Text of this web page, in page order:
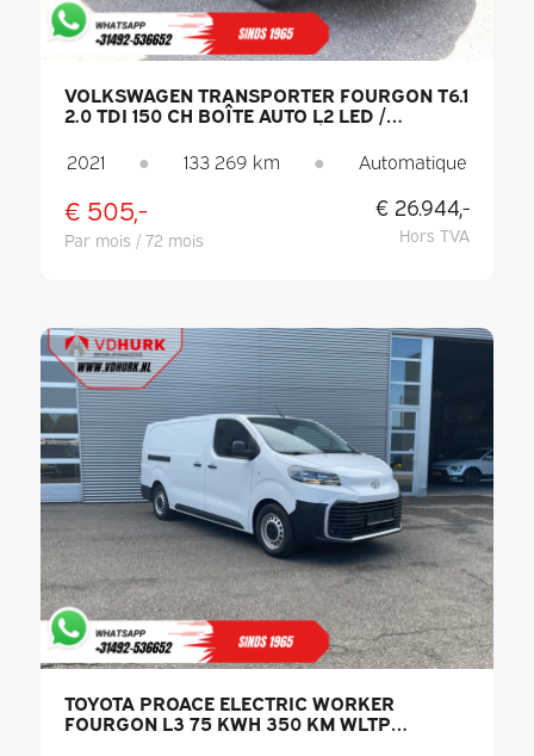
VOLKSWAGEN TRANSPORTER FOURGON T6.1
2.0 TDI 150 CH BOÎTE AUTO L2 LED /
CHAUFFANTS / CARPLAY / PDC /
RÉGULATEUR DE VITESSE / CLIMATISATION /
2021 ● 133 269 km ● Automatique
€ 505,-
Par mois / 72 mois
€ 26.944,-
Hors TVA
TOYOTA PROACE ELECTRIC WORKER
FOURGON L3 75 KWH 350 KM WLTP